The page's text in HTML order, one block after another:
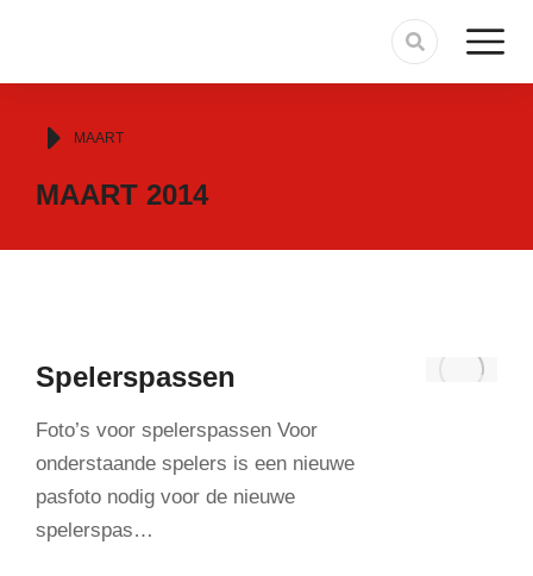
Je bent hier:
MAART
MAART 2014
Spelerspassen
Foto’s voor spelerspassen Voor
onderstaande spelers is een nieuwe
pasfoto nodig voor de nieuwe
spelerspas…